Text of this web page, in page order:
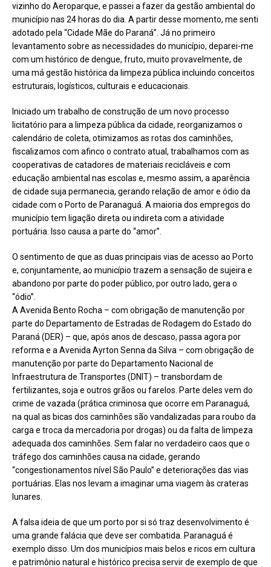
vizinho do Aeroparque, e passei a fazer da gestão ambiental do
município nas 24 horas do dia. A partir desse momento, me senti
adotado pela “Cidade Mãe do Paraná”. Já no primeiro
levantamento sobre as necessidades do município, deparei-me
com um histórico de dengue, fruto, muito provavelmente, de
uma má gestão histórica da limpeza pública incluindo conceitos
estruturais, logísticos, culturais e educacionais.
Iniciado um trabalho de construção de um novo processo
licitatório para a limpeza pública da cidade, reorganizamos o
calendário de coleta, otimizamos as rotas dos caminhões,
fiscalizamos com afinco o contrato atual, trabalhamos com as
cooperativas de catadores de materiais recicláveis e com
educação ambiental nas escolas e, mesmo assim, a aparência
de cidade suja permanecia, gerando relação de amor e ódio da
cidade com o Porto de Paranaguá. A maioria dos empregos do
município tem ligação direta ou indireta com a atividade
portuária. Isso causa a parte do “amor”.
O sentimento de que as duas principais vias de acesso ao Porto
e, conjuntamente, ao município trazem a sensação de sujeira e
abandono por parte do poder público, por outro lado, gera o
“ódio”.
A Avenida Bento Rocha – com obrigação de manutenção por
parte do Departamento de Estradas de Rodagem do Estado do
Paraná (DER) – que, após anos de descaso, passa agora por
reforma e a Avenida Ayrton Senna da Silva – com obrigação de
manutenção por parte do Departamento Nacional de
Infraestrutura de Transportes (DNIT) – transbordam de
fertilizantes, soja e outros grãos ou farelos. Parte deles vem do
crime de vazada (prática criminosa que ocorre em Paranaguá,
na qual as bicas dos caminhões são vandalizadas para roubo da
carga e troca da mercadoria por drogas) ou da falta de limpeza
adequada dos caminhões. Sem falar no verdadeiro caos que o
tráfego dos caminhões causa na cidade, gerando
“congestionamentos nível São Paulo” e deteriorações das vias
portuárias. Elas nos levam a imaginar uma viagem às crateras
lunares.
A falsa ideia de que um porto por si só traz desenvolvimento é
uma grande falácia que deve ser combatida. Paranaguá é
exemplo disso. Um dos municípios mais belos e ricos em cultura
e patrimônio natural e histórico precisa servir de exemplo de que